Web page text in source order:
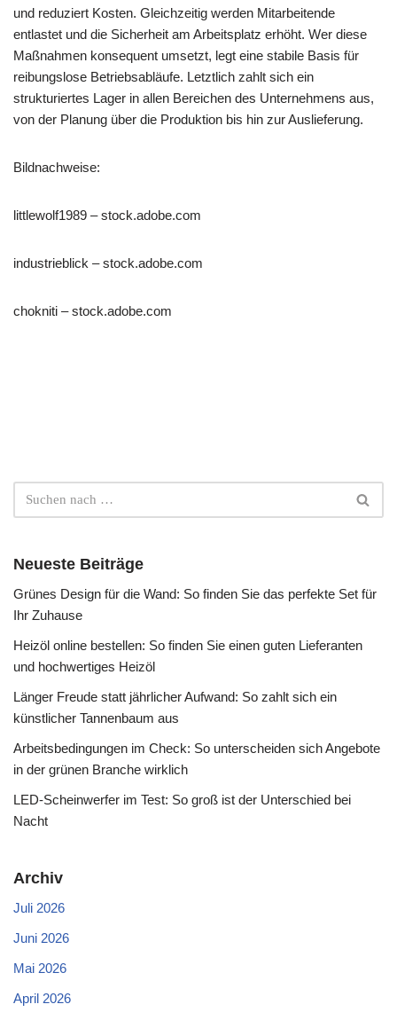
und reduziert Kosten. Gleichzeitig werden Mitarbeitende
entlastet und die Sicherheit am Arbeitsplatz erhöht. Wer diese
Maßnahmen konsequent umsetzt, legt eine stabile Basis für
reibungslose Betriebsabläufe. Letztlich zahlt sich ein
strukturiertes Lager in allen Bereichen des Unternehmens aus,
von der Planung über die Produktion bis hin zur Auslieferung.
Bildnachweise:
littlewolf1989 – stock.adobe.com
industrieblick – stock.adobe.com
chokniti – stock.adobe.com
Neueste Beiträge
Grünes Design für die Wand: So finden Sie das perfekte Set für
Ihr Zuhause
Heizöl online bestellen: So finden Sie einen guten Lieferanten
und hochwertiges Heizöl
Länger Freude statt jährlicher Aufwand: So zahlt sich ein
künstlicher Tannenbaum aus
Arbeitsbedingungen im Check: So unterscheiden sich Angebote
in der grünen Branche wirklich
LED-Scheinwerfer im Test: So groß ist der Unterschied bei
Nacht
Archiv
Juli 2026
Juni 2026
Mai 2026
April 2026